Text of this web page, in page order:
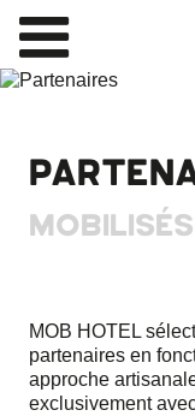
MOBILISÉS
MOB HOTEL
partenaires en
approche
exclusivement